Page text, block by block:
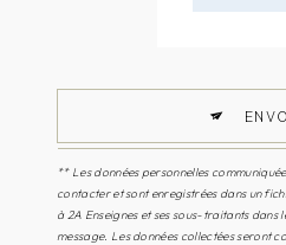
** Les données personnelles
contacter et sont enregistrées dans un
à 2A Enseignes et ses sous-traitants
message. Les données collectées seront